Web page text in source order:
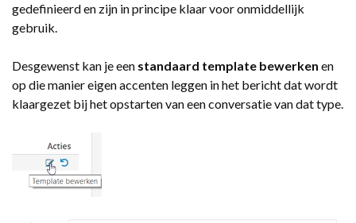
gedefinieerd en zijn in principe klaar voor onmiddellijk
gebruik.
Desgewenst kan je een standaard template bewerken en
op die manier eigen accenten leggen in het bericht dat wordt
klaargezet bij het opstarten van een conversatie van dat type.